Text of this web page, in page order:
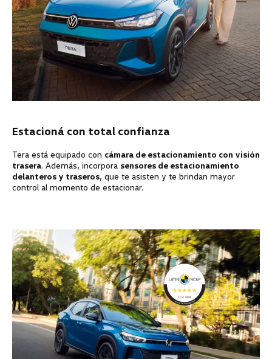
Estacioná con total confianza
Tera está equipado con cámara de estacionamiento con visión
trasera. Además, incorpora sensores de estacionamiento
delanteros y traseros, que te asisten y te brindan mayor
control al momento de estacionar.